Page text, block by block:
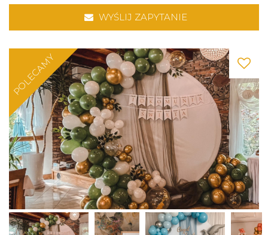
WYŚLIJ ZAPYTANIE
POLECAMY